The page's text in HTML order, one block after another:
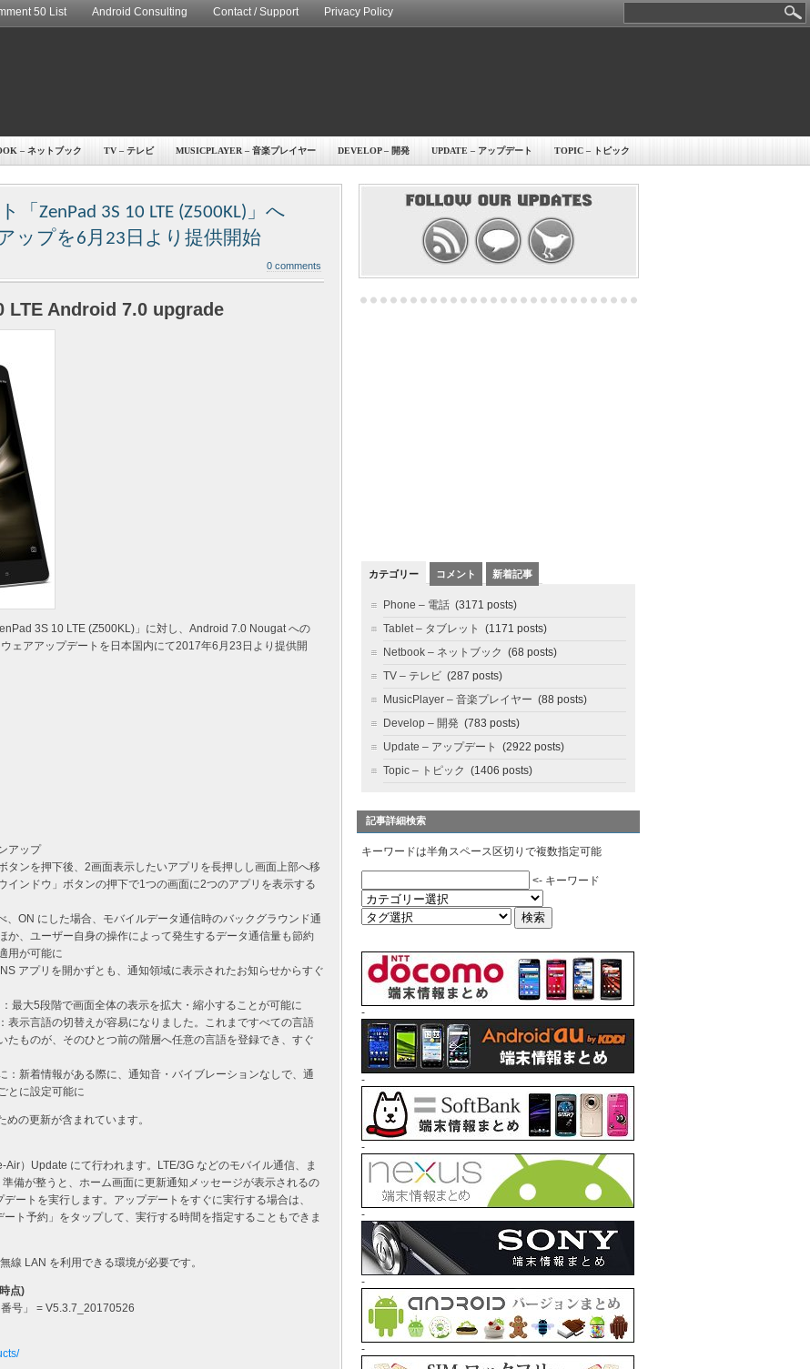
50 List Android Consulting Contact / Support Privacy Policy
– ネットブック TV – テレビ MUSICPLAYER – 音楽プレイヤー DEVELOP – 開発 UPDATE – アップデート TOPIC – トピック
ZenPad 3S 10 LTE (Z500KL)」へ
ップを6月23日より提供開始
0 comments
LTE Android 7.0 upgrade
3S 10 LTE (Z500KL)」に対し、Android 7.0 Nougat への
ェアアップデートを日本国内にて2017年6月23日より提供開
アップ
タンを押下後、2画面表示したいアプリを長押しし画面上部へ移
インドウ」ボタンの押下で1つの画面に2つのアプリを表示する
、ON にした場合、モバイルデータ通信時のバックグラウンド通
か、ユーザー自身の操作によって発生するデータ通信量も節約
用が可能に
アプリを開かずとも、通知領域に表示されたお知らせからすぐ
最大5段階で画面全体の表示を拡大・縮小することが可能に
表示言語の切替えが容易になりました。これまですべての言語
たものが、そのひとつ前の階層へ任意の言語を登録でき、すぐ
：新着情報がある際に、通知音・バイブレーションなしで、通
とに設定可能に
の更新が含まれています。
）Update にて行われます。LTE/3G などのモバイル通信、ま
備が整うと、ホーム画面に更新通知メッセージが表示されるの
ートを実行します。アップデートをすぐに実行する場合は、
ト予約」をタップして、実行する時間を指定することもできま
線 LAN を利用できる環境が必要です。
点)
号」 = V5.3.7_20170526
カテゴリー コメント 新着記事
Phone – 電話 (3171 posts)
Tablet – タブレット
(1171 posts)
Netbook – ネットブック (68 posts)
TV – テレビ (287 posts)
MusicPlayer – 音楽プレイヤー (88 posts)
Develop – 開発 (783 posts)
Update – アップデート
(2922 posts)
Topic – トピック (1406 posts)
記事詳細検索
キーワードは半角スペース区切りで複数指定可能
<- キーワード
-
-
-
-
-
-